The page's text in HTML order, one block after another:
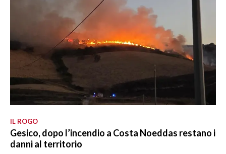
IL ROGO
Gesico, dopo l’incendio a Costa Noeddas restano i
danni al territorio